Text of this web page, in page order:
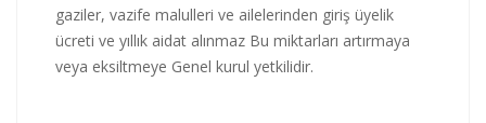
gaziler, vazife malulleri ve ailelerinden giriş üyelik
ücreti ve yıllık aidat alınmaz Bu miktarları artırmaya
veya eksiltmeye Genel kurul yetkilidir.